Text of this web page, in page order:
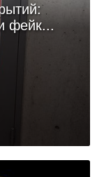
фейк...